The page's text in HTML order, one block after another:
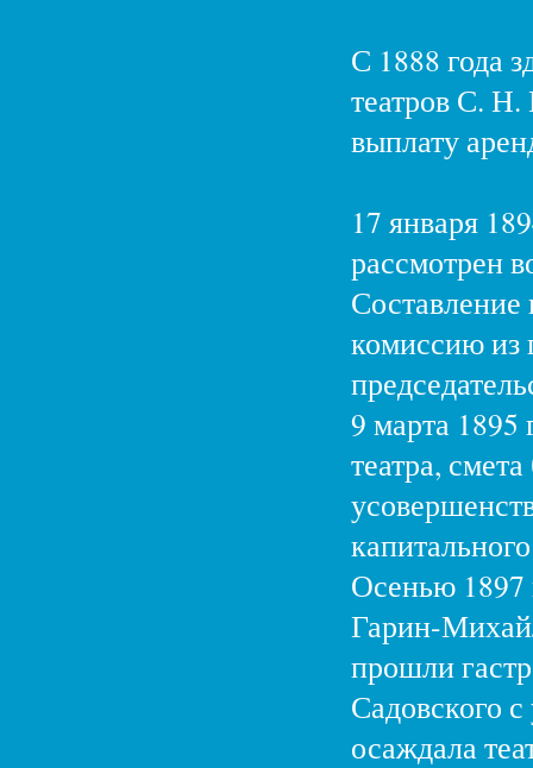
С 1888 года
театров С. Н.
выплату
17 января
рассмотрен
Составление
комиссию из
9 марта 1895
театра,
Осенью 1897
Гарин-
прошли
Садовского
осаждала